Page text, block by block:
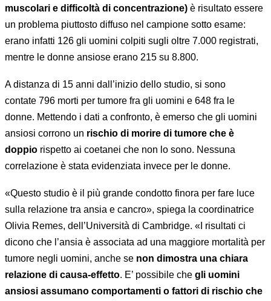
muscolari e difficoltà di concentrazione) è risultato essere
un problema piuttosto diffuso nel campione sotto esame:
erano infatti 126 gli uomini colpiti sugli oltre 7.000 registrati,
mentre le donne ansiose erano 215 su 8.800.
A distanza di 15 anni dall’inizio dello studio, si sono
contate 796 morti per tumore fra gli uomini e 648 fra le
donne. Mettendo i dati a confronto, è emerso che gli uomini
ansiosi corrono un rischio di morire di tumore che è
doppio rispetto ai coetanei che non lo sono. Nessuna
correlazione è stata evidenziata invece per le donne.
«Questo studio è il più grande condotto finora per fare luce
sulla relazione tra ansia e cancro», spiega la coordinatrice
Olivia Remes, dell’Università di Cambridge. «I risultati ci
dicono che l’ansia è associata ad una maggiore mortalità per
tumore negli uomini, anche se non dimostra una chiara
relazione di causa-effetto. E’ possibile che gli uomini
ansiosi assumano comportamenti o fattori di rischio che